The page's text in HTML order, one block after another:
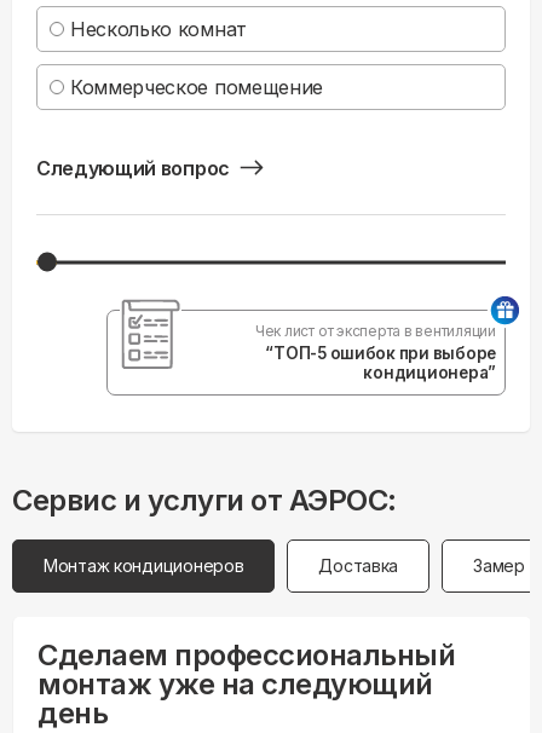
Несколько комнат
Коммерческое помещение
Следующий вопрос
Чек лист от эксперта в вентиляции
“ТОП-5 ошибок при выборе
кондиционера”
Сервис и услуги от АЭРОС:
Монтаж кондиционеров Доставка Замер
Сделаем профессиональный
монтаж уже на следующий
день